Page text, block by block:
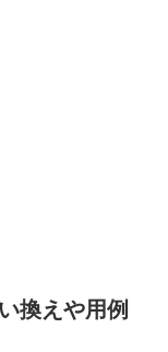
換えや用例